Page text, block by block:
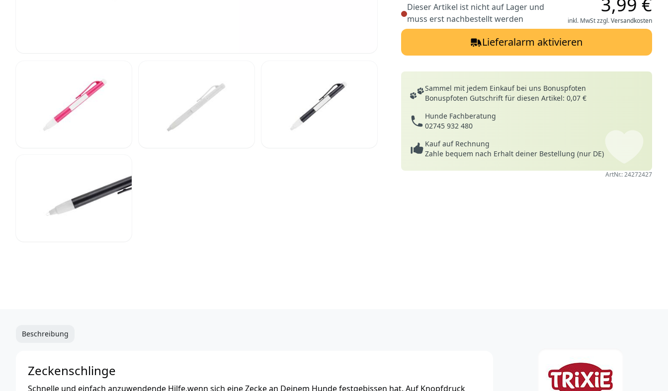
Dieser Artikel ist nicht auf Lager und
muss erst nachbestellt werden
inkl. MwSt zzgl.Versandkosten
Lieferalarm aktivieren
Deine Vorteile
Sammel mit jedem Einkauf bei uns Bonuspfoten
Bonuspfoten Gutschrift für diesen Artikel: 0,07 €
Hunde Fachberatung
02745 932 480
Kauf auf Rechnung
Zahle bequem nach Erhalt deiner Bestellung (nur DE)
ArtNr.: 24272427
Beschreibung
Zeckenschlinge
Schnelle und einfach anzuwendende Hilfe,wenn sich eine Zecke an Deinem Hunde festgebissen hat. Auf Knopfdruck